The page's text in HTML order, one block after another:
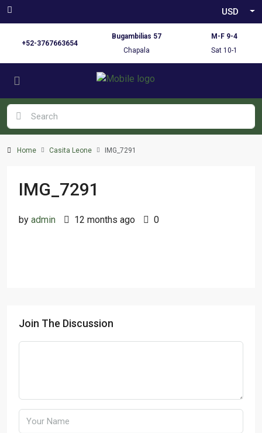
USD
+52-3767663654
Bugambilias 57
Chapala
M-F 9-4
Sat 10-1
Home Casita Leone IMG_7291
IMG_7291
by admin 12 months ago 0
Join The Discussion